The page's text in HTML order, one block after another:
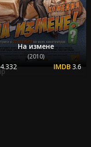
На измене
(2010)
4.332 3.6